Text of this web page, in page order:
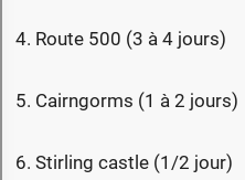
4. Route 500 (3 à 4 jours)
5. Cairngorms (1 à 2 jours)
6. Stirling castle (1/2 jour)